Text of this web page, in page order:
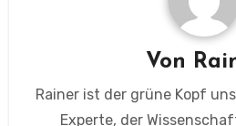
Von
Rainer ist der grüne Kopf
Experte, der